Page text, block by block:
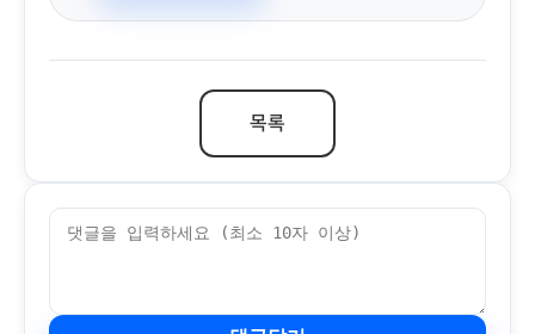
목록